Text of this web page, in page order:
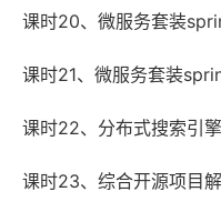
课时20、微服务套装
课时21、微服务套装
课时22、分布式搜索引
课时23、综合开源项目